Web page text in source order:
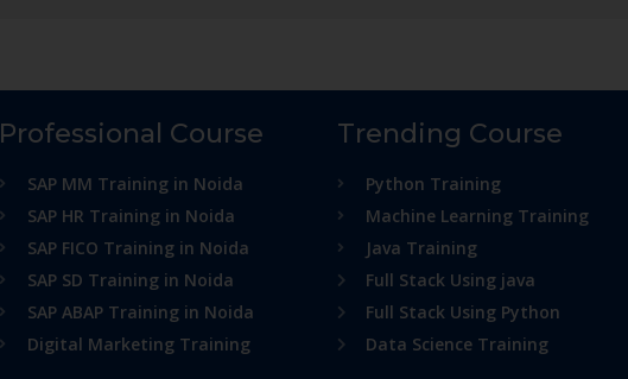
Professional Course
SAP MM Training in Noida
SAP HR Training in Noida
SAP FICO Training in Noida
SAP SD Training in Noida
SAP ABAP Training in Noida
Digital Marketing Training
Trending Course
Python Training
Machine Learning Training
Java Training
Full Stack Using java
Full Stack Using Python
Data Science Training